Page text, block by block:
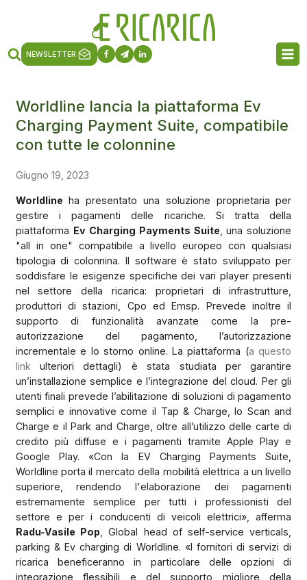
NEWSLETTER
Worldline lancia la piattaforma Ev
Charging Payment Suite, compatibile
con tutte le colonnine
Giugno 19, 2023
Worldline ha presentato una soluzione proprietaria per
gestire i pagamenti delle ricariche. Si tratta della
piattaforma Ev Charging Payments Suite , una soluzione
"all in one" compatibile a livello europeo con qualsiasi
tipologia di colonnina. Il software è stato sviluppato per
soddisfare le esigenze specifiche dei vari player presenti
nel settore della ricarica: proprietari di infrastrutture,
produttori di stazioni, Cpo ed Emsp. Prevede inoltre il
supporto di funzionalità avanzate come la pre-
autorizzazione del pagamento, l’autorizzazione
incrementale e lo storno online. La piattaforma (a questo
link ulteriori dettagli) è stata studiata per garantire
un’installazione semplice e l’integrazione del cloud. Per gli
utenti finali prevede l’abilitazione di soluzioni di pagamento
semplici e innovative come il Tap & Charge, lo Scan and
Charge e il Park and Charge, oltre all’utilizzo delle carte di
credito più diffuse e i pagamenti tramite Apple Play e
Google Play. «Con la EV Charging Payments Suite,
Worldline porta il mercato della mobilità elettrica a un livello
superiore, rendendo l'elaborazione dei pagamenti
estremamente semplice per tutti i professionisti del
settore e per i conducenti di veicoli elettrici», afferma
Radu-Vasile Pop , Global head of self-service verticals,
parking & Ev charging di Worldline. «I fornitori di servizi di
ricarica beneficeranno in particolare delle opzioni di
integrazione flessibili e del supporto migliore della